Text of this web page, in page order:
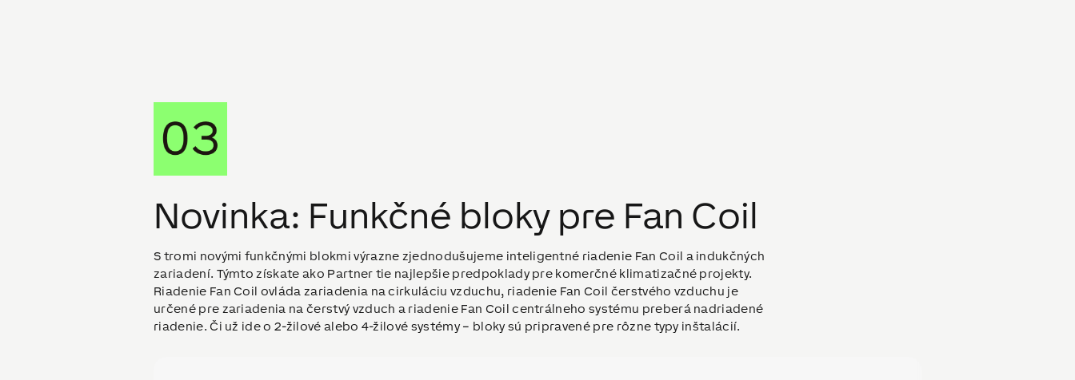
Novinka: Funkčné bloky pre Fan Coil
S tromi novými funkčnými blokmi výrazne zjednodušujeme inteligentné riadenie Fan Coil a indukčných
zariadení. Týmto získate ako Partner tie najlepšie predpoklady pre komerčné klimatizačné projekty.
Riadenie Fan Coil ovláda zariadenia na cirkuláciu vzduchu, riadenie Fan Coil čerstvého vzduchu je
určené pre zariadenia na čerstvý vzduch a riadenie Fan Coil centrálneho systému preberá nadriadené
riadenie. Či už ide o 2-žilové alebo 4-žilové systémy – bloky sú pripravené pre rôzne typy inštalácií.